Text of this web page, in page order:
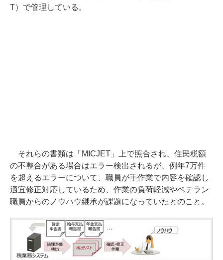
T）で管理している。
それらの書類は「MICJET」上で照合され、住民税額
の不整合がある場合はエラー検出されるが、例年7万件
を超えるエラーについて、職員が手作業で内容を確認し
適宜修正対応しているため、作業の負荷軽減やベテラン
職員からのノウハウ継承が課題になっていたとのこと。